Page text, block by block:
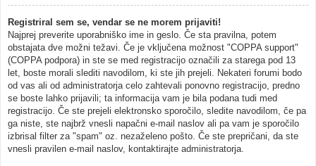
Registriral sem se, vendar se ne morem prijaviti!
Najprej preverite uporabniško ime in geslo. Če sta pravilna, potem
obstajata dve možni težavi. Če je vključena možnost "COPPA support"
(COPPA podpora) in ste se med registracijo označili za starega pod 13
let, boste morali slediti navodilom, ki ste jih prejeli. Nekateri forumi bodo
od vas ali od administratorja celo zahtevali ponovno registracijo, predno
se boste lahko prijavili; ta informacija vam je bila podana tudi med
registracijo. Če ste prejeli elektronsko sporočilo, sledite navodilom, če pa
ga niste, ste najbrž vnesli napačni e-mail naslov ali pa vam je sporočilo
izbrisal filter za "spam" oz. nezaželeno pošto. Če ste prepričani, da ste
vnesli pravilen e-mail naslov, kontaktirajte administratorja.